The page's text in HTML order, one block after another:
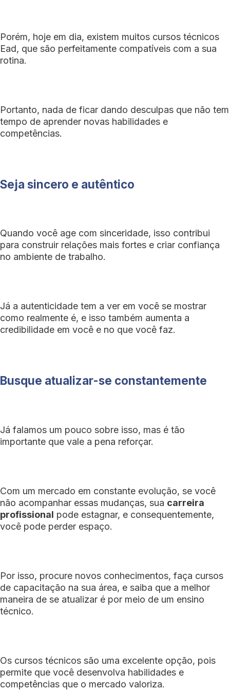
Porém, hoje em dia, existem muitos cursos técnicos
Ead, que são perfeitamente compatíveis com a sua
rotina.
Portanto, nada de ficar dando desculpas que não tem
tempo de aprender novas habilidades e
competências.
Seja sincero e autêntico
Quando você age com sinceridade, isso contribui
para construir relações mais fortes e criar confiança
no ambiente de trabalho.
Já a autenticidade tem a ver em você se mostrar
como realmente é, e isso também aumenta a
credibilidade em você e no que você faz.
Busque atualizar-se constantemente
Já falamos um pouco sobre isso, mas é tão
importante que vale a pena reforçar.
Com um mercado em constante evolução, se você
não acompanhar essas mudanças, sua carreira
profissional pode estagnar, e consequentemente,
você pode perder espaço.
Por isso, procure novos conhecimentos, faça cursos
de capacitação na sua área, e saiba que a melhor
maneira de se atualizar é por meio de um ensino
técnico.
Os cursos técnicos são uma excelente opção, pois
permite que você desenvolva habilidades e
competências que o mercado valoriza.